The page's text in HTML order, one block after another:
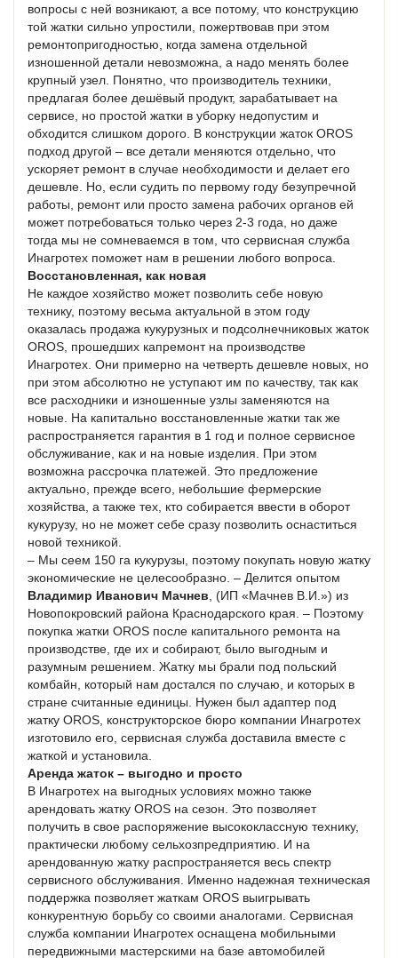
вопросы с ней возникают, а все потому, что конструкцию
той жатки сильно упростили, пожертвовав при этом
ремонтопригодностью, когда замена отдельной
изношенной детали невозможна, а надо менять более
крупный узел. Понятно, что производитель техники,
предлагая более дешёвый продукт, зарабатывает на
сервисе, но простой жатки в уборку недопустим и
обходится слишком дорого. В конструкции жаток OROS
подход другой – все детали меняются отдельно, что
ускоряет ремонт в случае необходимости и делает его
дешевле. Но, если судить по первому году безупречной
работы, ремонт или просто замена рабочих органов ей
может потребоваться только через 2-3 года, но даже
тогда мы не сомневаемся в том, что сервисная служба
Инагротех поможет нам в решении любого вопроса.
Восстановленная, как новая
Не каждое хозяйство может позволить себе новую
технику, поэтому весьма актуальной в этом году
оказалась продажа кукурузных и подсолнечниковых жаток
OROS, прошедших капремонт на производстве
Инагротех. Они примерно на четверть дешевле новых, но
при этом абсолютно не уступают им по качеству, так как
все расходники и изношенные узлы заменяются на
новые. На капитально восстановленные жатки так же
распространяется гарантия в 1 год и полное сервисное
обслуживание, как и на новые изделия. При этом
возможна рассрочка платежей. Это предложение
актуально, прежде всего, небольшие фермерские
хозяйства, а также тех, кто собирается ввести в оборот
кукурузу, но не может себе сразу позволить оснаститься
новой техникой.
– Мы сеем 150 га кукурузы, поэтому покупать новую жатку
экономические не целесообразно. – Делится опытом
Владимир Иванович Мачнев, (ИП «Мачнев В.И.») из
Новопокровский района Краснодарского края. – Поэтому
покупка жатки OROS после капитального ремонта на
производстве, где их и собирают, было выгодным и
разумным решением. Жатку мы брали под польский
комбайн, который нам достался по случаю, и которых в
стране считанные единицы. Нужен был адаптер под
жатку OROS, конструкторское бюро компании Инагротех
изготовило его, сервисная служба доставила вместе с
жаткой и установила.
Аренда жаток – выгодно и просто
В Инагротех на выгодных условиях можно также
арендовать жатку OROS на сезон. Это позволяет
получить в свое распоряжение высококлассную технику,
практически любому сельхозпредприятию. И на
арендованную жатку распространяется весь спектр
сервисного обслуживания. Именно надежная техническая
поддержка позволяет жаткам OROS выигрывать
конкурентную борьбу со своими аналогами. Сервисная
служба компании Инагротех оснащена мобильными
передвижными мастерскими на базе автомобилей